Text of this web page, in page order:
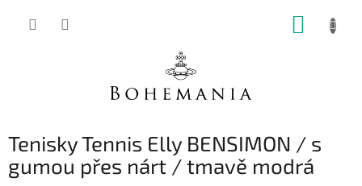
Tenisky Tennis Elly BENSIMON / s
gumou přes nárt / tmavě modrá